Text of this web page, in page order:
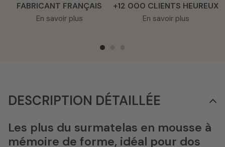
FABRICANT FRANÇAIS
En savoir plus
+12 000 CLIENTS HEUREUX
En savoir plus
DESCRIPTION DÉTAILLÉE
Les plus du surmatelas en mousse à
mémoire de forme, idéal pour dos